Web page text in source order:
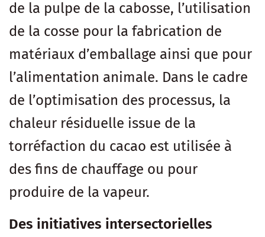
de la pulpe de la cabosse, l’utilisation
de la cosse pour la fabrication de
matériaux d’emballage ainsi que pour
l’alimentation animale. Dans le cadre
de l’optimisation des processus, la
chaleur résiduelle issue de la
torréfaction du cacao est utilisée à
des fins de chauffage ou pour
produire de la vapeur.
Des initiatives intersectorielles